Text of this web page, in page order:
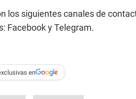
los siguientes canales de
Facebook y Telegram.
en